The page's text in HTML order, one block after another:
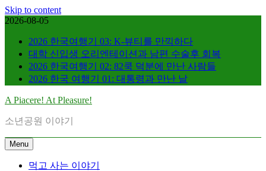
Skip to content
2026-08-05
2026 한국여행기 03: K-뷰티를 만끽하다
대학 신입생 오리엔테이션과 남편 수술후 회복
2026 한국여행기 02: 82쿡 덕분에 만난 사람들
2026 한국 여행기 01: 대통령과 만난 날
A Piacere! At Pleasure!
소년공원 이야기
Menu
먹고 사는 이야기